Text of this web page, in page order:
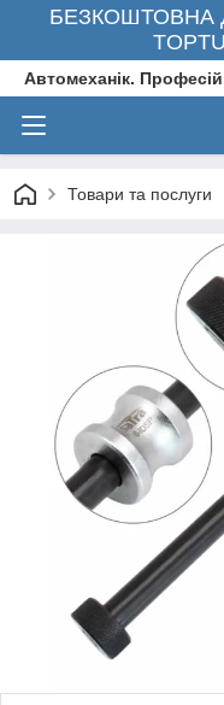
БЕЗКОШТОВНА
Автомеханік.
Товари та послуги